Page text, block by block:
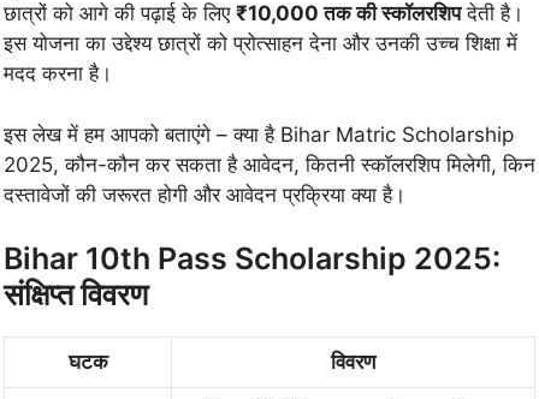
छात्रों को आगे की पढ़ाई के लिए ₹10,000 तक की स्कॉलरशिपदेती है।
इस योजना का उद्देश्य छात्रों को प्रोत्साहन देना और उनकी उच्च शिक्षा में
मदद करना है।
इस लेख में हम आपको बताएंगे – क्या है Bihar Matric Scholarship
2025, कौन-कौन कर सकता है आवेदन, कितनी स्कॉलरशिप मिलेगी, किन
दस्तावेजों की जरूरत होगी और आवेदन प्रक्रिया क्या है।
Bihar 10th Pass Scholarship 2025:
संक्षिप्त विवरण
घटक विवरण